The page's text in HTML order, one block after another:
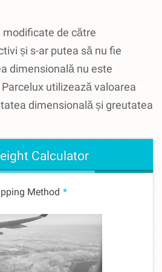
de către
și s-ar putea să nu fie
dimensională nu este
Parcelux utilizează valoarea
dimensională și greutatea
Calculator
Method *